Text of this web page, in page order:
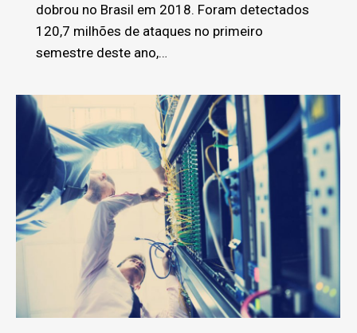
dobrou no Brasil em 2018. Foram detectados
120,7 milhões de ataques no primeiro
semestre deste ano,…